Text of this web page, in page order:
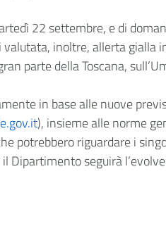
22 settembre, e di
inoltre, allerta gialla
parte della Toscana,
in base alle nuove
), insieme alle norme
potrebbero riguardare i
seguirà